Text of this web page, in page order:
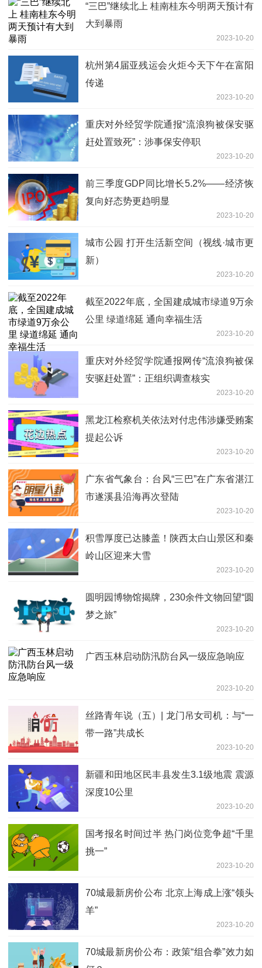
“三巴”继续北上 桂南桂东今明两天预计有
大到暴雨
2023-10-20
杭州第4届亚残运会火炬今天下午在富阳
传递
2023-10-20
重庆对外经贸学院通报“流浪狗被保安驱
赶处置致死”：涉事保安停职
2023-10-20
前三季度GDP同比增长5.2%——经济恢
复向好态势更趋明显
2023-10-20
城市公园 打开生活新空间（视线·城市更
新）
2023-10-20
截至2022年底，全国建成城市绿道9万余
公里 绿道绵延 通向幸福生活
2023-10-20
重庆对外经贸学院通报网传“流浪狗被保
安驱赶处置”：正组织调查核实
2023-10-20
黑龙江检察机关依法对付忠伟涉嫌受贿案
提起公诉
2023-10-20
广东省气象台：台风“三巴”在广东省湛江
市遂溪县沿海再次登陆
2023-10-20
积雪厚度已达膝盖！陕西太白山景区和秦
岭山区迎来大雪
2023-10-20
圆明园博物馆揭牌，230余件文物回望“圆
梦之旅”
2023-10-20
广西玉林启动防汛防台风一级应急响应
2023-10-20
丝路青年说（五）| 龙门吊女司机：与“一
带一路”共成长
2023-10-20
新疆和田地区民丰县发生3.1级地震 震源
深度10公里
2023-10-20
国考报名时间过半 热门岗位竞争超“千里
挑一”
2023-10-20
70城最新房价公布 北京上海成上涨“领头
羊”
2023-10-20
70城最新房价公布：政策“组合拳”效力如